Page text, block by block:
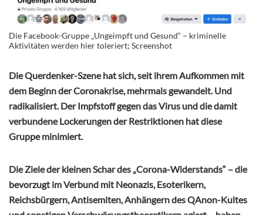
Die Facebook-Gruppe „Ungeimpft und Gesund“ – kriminelle
Aktivitäten werden hier toleriert; Screenshot
Die Querdenker-Szene hat sich, seit ihrem Aufkommen mit
dem Beginn der Coronakrise, mehrmals gewandelt. Und
radikalisiert. Der Impfstoff gegen das Virus und die damit
verbundene Lockerungen der Restriktionen hat diese
Gruppe minimiert.
Die Ziele der kleinen Schar des „Corona-Widerstands“ – die
bevorzugt im Verbund mit Neonazis, Esoterikern,
Reichsbürgern, Antisemiten, Anhängern des QAnon-Kultes